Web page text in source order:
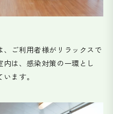
ご利用者様がリラックスで
は、感染対策の一環とし
ます。